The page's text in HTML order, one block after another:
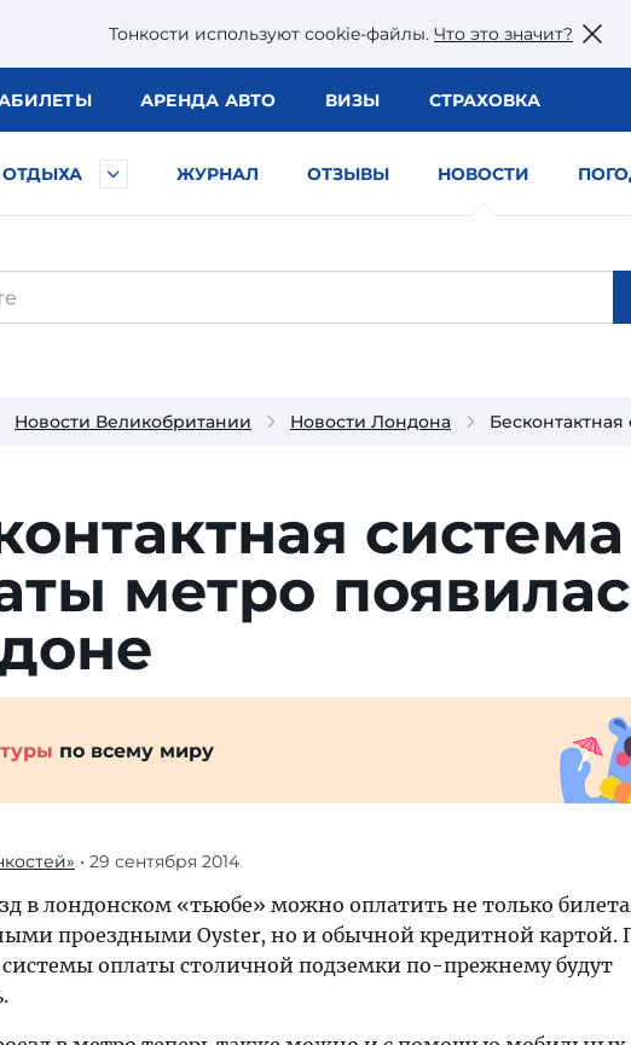
Тонкости используют сookie-файлы. Что это значит?
БИЛЕТЫ АРЕНДА АВТО ВИЗЫ СТРАХОВКА
ЖУРНАЛ ОТЗЫВЫ НОВОСТИ
Новости Великобритании Новости Лондона
система
метро
по всему миру
• 29 сентября 2014
в лондонском «тьюбе» можно оплатить не только
проездными Oyster, но и обычной кредитной картой.
оплаты столичной подземки по-прежнему будут